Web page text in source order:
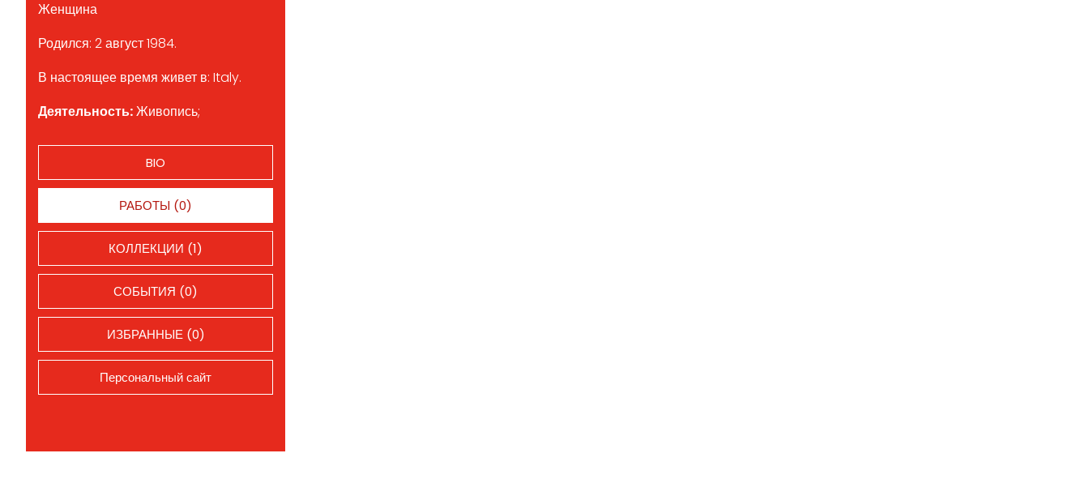
Женщина
Родился: 2 август 1984.
В настоящее время живет в: Italy.
Деятельность:Живопись;
BIO
РАБОТЫ (0)
КОЛЛЕКЦИИ (1)
СОБЫТИЯ (0)
ИЗБРАННЫЕ (0)
Персональный сайт